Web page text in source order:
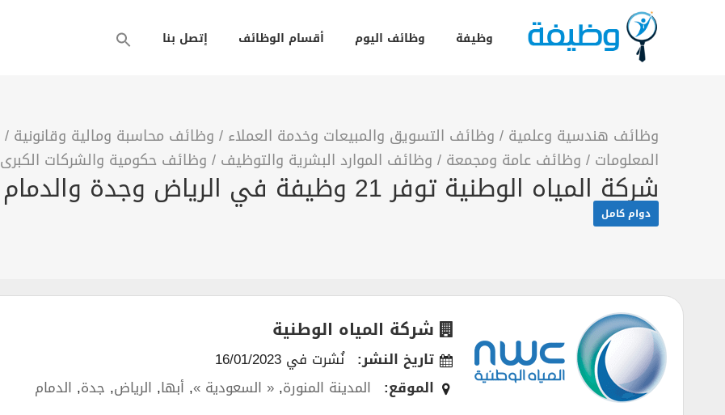
وظيفة وظائف اليوم أقسام الوظائف إتصل بنا
وظائف هندسية وعلمية / وظائف التسويق والمبيعات وخدمة العملاء / وظائف محاسبة ومالية وقانونية /
المعلومات / وظائف عامة ومجمعة / وظائف الموارد البشرية والتوظيف / وظائف حكومية والشركات الكبرى
شركة المياه الوطنية توفر 21 وظيفة في الرياض وجدة والدمام وأبها والمدينة المنورة
دوام كامل
شركة المياه الوطنية
تاريخ النشر: نُشرت في 16/01/2023
الموقع: المدينة المنورة, « السعودية », أبها, الرياض, جدة, الدمام